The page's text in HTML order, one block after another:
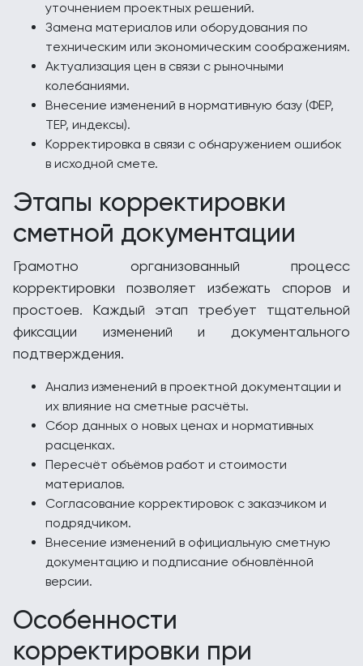
уточнением проектных решений.
Замена материалов или оборудования по
техническим или экономическим соображениям.
Актуализация цен в связи с рыночными
колебаниями.
Внесение изменений в нормативную базу (ФЕР,
ТЕР, индексы).
Корректировка в связи с обнаружением ошибок
в исходной смете.
Этапы корректировки
сметной документации
Грамотно организованный процесс
корректировки позволяет избежать споров и
простоев. Каждый этап требует тщательной
фиксации изменений и документального
подтверждения.
Анализ изменений в проектной документации и
их влияние на сметные расчёты.
Сбор данных о новых ценах и нормативных
расценках.
Пересчёт объёмов работ и стоимости
материалов.
Согласование корректировок с заказчиком и
подрядчиком.
Внесение изменений в официальную сметную
документацию и подписание обновлённой
версии.
Особенности
корректировки при